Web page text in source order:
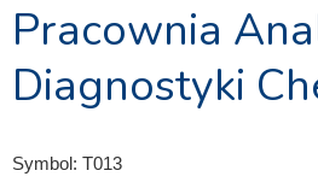
Pracownia
Diagnostyki
Symbol: T013